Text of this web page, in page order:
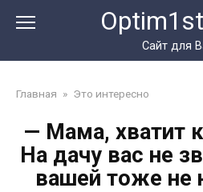
Сайт для
Главная » Это интересно
— Мама, хватит
На дачу вас не
вашей тоже не